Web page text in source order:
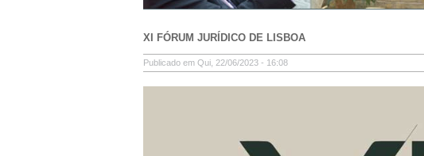
XI FÓRUM JURÍDICO DE LISBOA
Publicado em Qui, 22/06/2023 - 16:08